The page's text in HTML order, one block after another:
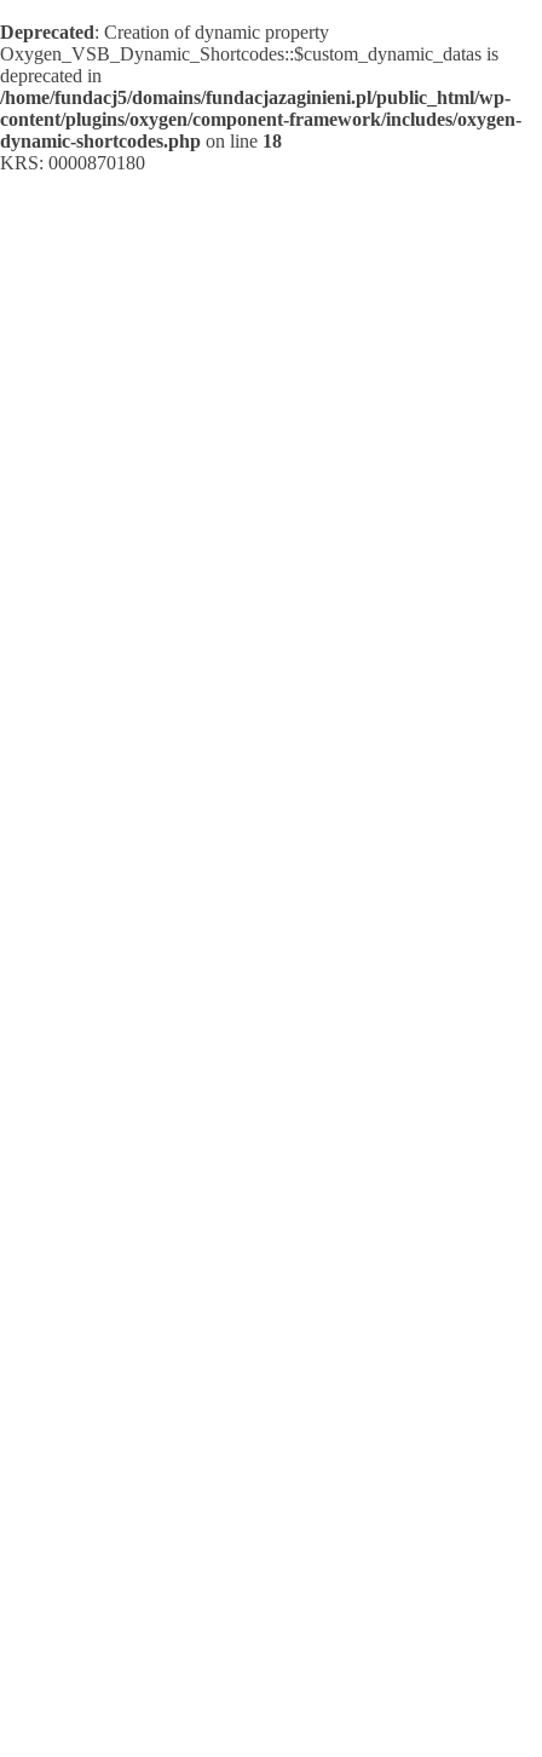
Deprecated: Creation of dynamic property
Oxygen_VSB_Dynamic_Shortcodes::$custom_dynamic_datas is
deprecated in
/home/fundacj5/domains/fundacjazaginieni.pl/public_html/wp-
content/plugins/oxygen/component-framework/includes/oxygen-
dynamic-shortcodes.php on line 18
KRS: 0000870180